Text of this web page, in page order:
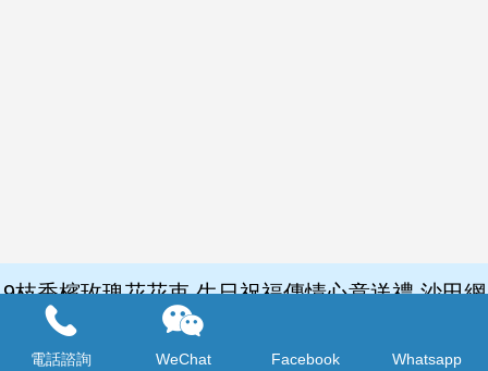
9枝香檳玫瑰花花束 生日祝福傳情心意送禮 沙田網
上花店 訂花送花到香港九龍新界 CRB7
電話諮詢 WeChat Facebook Whatsapp